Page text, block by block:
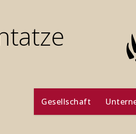
Gesellschaft